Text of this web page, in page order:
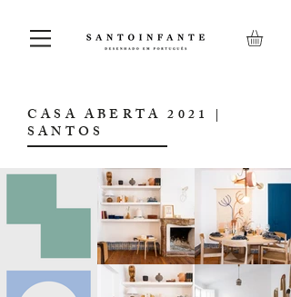
CASA ABERTA 2021 |
SANTOS